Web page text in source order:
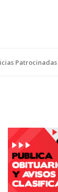
Patrocinadas